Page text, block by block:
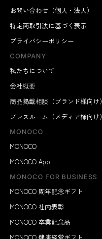
お問い合わせ（個人・法人）
特定商取引法に基づく表示
プライバシーポリシー
COMPANY
私たちについて
会社概要
商品掲載相談（ブランド様向け）
プレスルーム（メディア様向け）
MONOCO
MONOCO
MONOCO App
MONOCO FOR BUSINESS
MONOCO 周年記念ギフト
MONOCO 社内表彰
MONOCO 卒業記念品